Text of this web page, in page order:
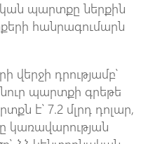
պարտքը ներքին
հանրագումարն
վերջի դրությամբ՝
պարտքի գրեթե
է՝ 7.2 մլրդ դոլար,
կառավարության